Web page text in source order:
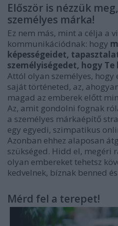
Először is nézzük
személyes márka!
Ez nem más, mint a célja a
kommunikációdnak: hogy
képességeidet,
személyiségedet, hogy
Attól olyan személyes,
saját történeted, az,
magad az emberek előtt
Az, amit gondolni fognak
a személyes márkaépítő
egy egyedi, szimpatikus
Azonban ehhez alaposan
szükséged. Hidd el, megéri
olyan embereket tehetsz
kedvelnek, bíznak benned
Mérd fel a terepet!